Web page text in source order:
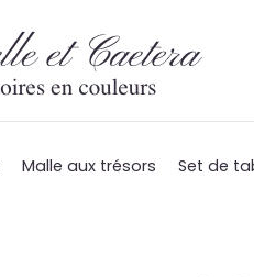
Malle aux trésors Set de